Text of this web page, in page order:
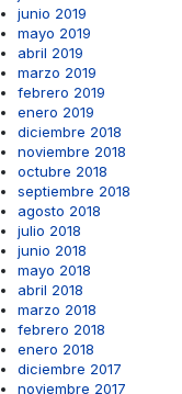
junio 2019
mayo 2019
abril 2019
marzo 2019
febrero 2019
enero 2019
diciembre 2018
noviembre 2018
octubre 2018
septiembre 2018
agosto 2018
julio 2018
junio 2018
mayo 2018
abril 2018
marzo 2018
febrero 2018
enero 2018
diciembre 2017
noviembre 2017